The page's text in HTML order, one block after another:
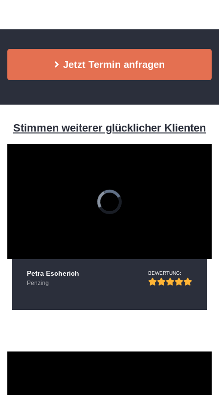
Jetzt Termin anfragen
Stimmen weiterer glücklicher Klienten
Petra Escherich
Penzing
BEWERTUNG: